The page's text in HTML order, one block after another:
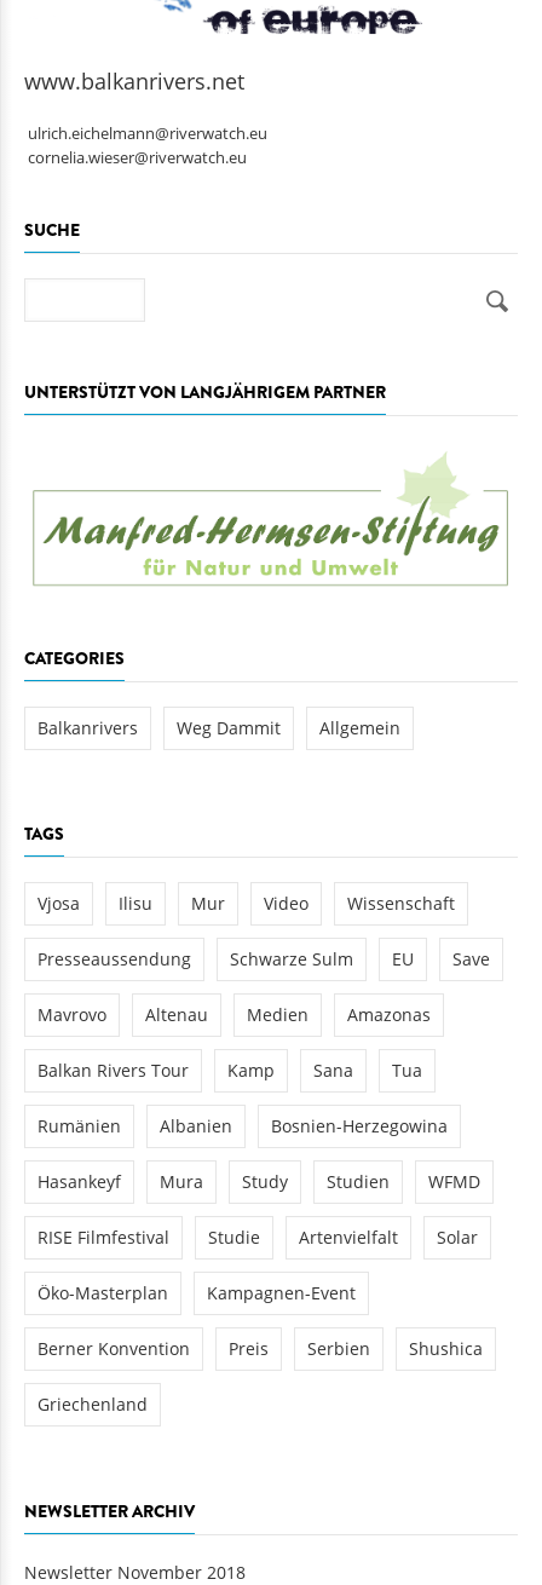
www.balkanrivers.net
ulrich.eichelmann@riverwatch.eu
cornelia.wieser@riverwatch.eu
SUCHE
UNTERSTÜTZT VON LANGJÄHRIGEM PARTNER
CATEGORIES
Balkanrivers Weg Dammit Allgemein
TAGS
Vjosa Ilisu Mur Video Wissenschaft
Presseaussendung Schwarze Sulm EU Save
Mavrovo Altenau Medien Amazonas
Balkan Rivers Tour Kamp Sana Tua
Rumänien Albanien Bosnien-Herzegowina
Hasankeyf Mura Study Studien WFMD
RISE Filmfestival Studie Artenvielfalt Solar
Öko-Masterplan Kampagnen-Event
Berner Konvention Preis Serbien Shushica
Griechenland
NEWSLETTER ARCHIV
Newsletter November 2018